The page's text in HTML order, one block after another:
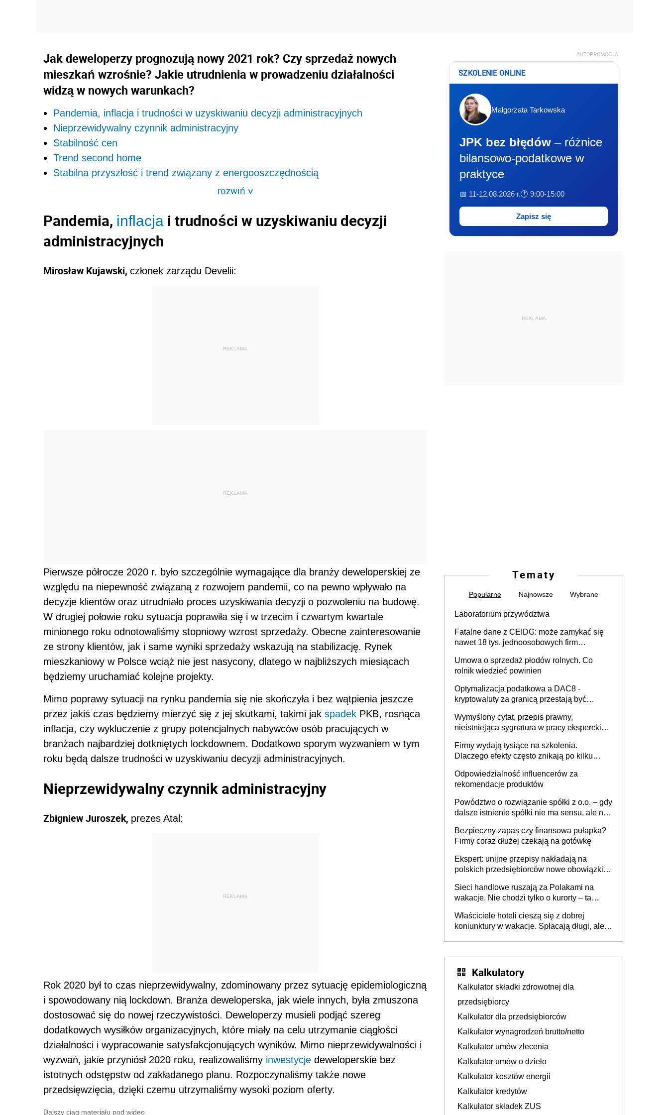
Jak deweloperzy prognozują nowy 2021 rok? Czy sprzedaż nowych
mieszkań wzrośnie? Jakie utrudnienia w prowadzeniu działalności
widzą w nowych warunkach?
Pandemia, inflacja i trudności w uzyskiwaniu decyzji administracyjnych
Nieprzewidywalny czynnik administracyjny
Stabilność cen
Trend second home
Stabilna przyszłość i trend związany z energooszczędnością
rozwiń>
Pandemia, inflacja i trudności w uzyskiwaniu decyzji
administracyjnych
Mirosław Kujawski, członek zarządu Develii:
REKLAMA
REKLAMA
Pierwsze półrocze 2020 r. było szczególnie wymagające dla branży deweloperskiej ze
względu na niepewność związaną z rozwojem pandemii, co na pewno wpływało na
decyzje klientów oraz utrudniało proces uzyskiwania decyzji o pozwoleniu na budowę.
W drugiej połowie roku sytuacja poprawiła się i w trzecim i czwartym kwartale
minionego roku odnotowaliśmy stopniowy wzrost sprzedaży. Obecne zainteresowanie
ze strony klientów, jak i same wyniki sprzedaży wskazują na stabilizację. Rynek
mieszkaniowy w Polsce wciąż nie jest nasycony, dlatego w najbliższych miesiącach
będziemy uruchamiać kolejne projekty.
Mimo poprawy sytuacji na rynku pandemia się nie skończyła i bez wątpienia jeszcze
przez jakiś czas będziemy mierzyć się z jej skutkami, takimi jak spadek PKB, rosnąca
inflacja, czy wykluczenie z grupy potencjalnych nabywców osób pracujących w
branżach najbardziej dotkniętych lockdownem. Dodatkowo sporym wyzwaniem w tym
roku będą dalsze trudności w uzyskiwaniu decyzji administracyjnych.
Nieprzewidywalny czynnik administracyjny
Zbigniew Juroszek, prezes Atal:
REKLAMA
Rok 2020 był to czas nieprzewidywalny, zdominowany przez sytuację epidemiologiczną
i spowodowany nią lockdown. Branża deweloperska, jak wiele innych, była zmuszona
dostosować się do nowej rzeczywistości. Deweloperzy musieli podjąć szereg
dodatkowych wysiłków organizacyjnych, które miały na celu utrzymanie ciągłości
działalności i wypracowanie satysfakcjonujących wyników. Mimo nieprzewidywalności i
wyzwań, jakie przyniósł 2020 roku, realizowaliśmy inwestycje deweloperskie bez
istotnych odstępstw od zakładanego planu. Rozpoczynaliśmy także nowe
przedsięwzięcia, dzięki czemu utrzymaliśmy wysoki poziom oferty.
Dalszy ciąg materiału pod wideo
AUTOPROMOCJA
SZKOLENIE ONLINE
Małgorzata Tarkowska
JPK bez błędów – różnice
bilansowo-podatkowe w
praktyce
📅 11-12.08.2026 r.🕐 9:00-15:00
Zapisz się
REKLAMA
Tematy
Popularne Najnowsze Wybrane
Laboratorium przywództwa
Fatalne dane z CEIDG: może zamykać się
nawet 18 tys. jednoosobowych firm
Umowa o sprzedaż płodów rolnych. Co
rolnik wiedzieć powinien
Optymalizacja podatkowa a DAC8 -
kryptowaluty za granicą przestają być
Wymyślony cytat, przepis prawny,
nieistniejąca sygnatura w pracy eksperckiej -
firmie
Firmy wydają tysiące na szkolenia.
Dlaczego efekty często znikają po kilku
Odpowiedzialność influencerów za
rekomendacje produktów
Powództwo o rozwiązanie spółki z o.o. – gdy
dalsze istnienie spółki nie ma sensu, ale nie
Bezpieczny zapas czy finansowa pułapka?
Firmy coraz dłużej czekają na gotówkę
Ekspert: unijne przepisy nakładają na
polskich przedsiębiorców nowe obowiązki w
Sieci handlowe ruszają za Polakami na
wakacje. Nie chodzi tylko o kurorty – ta
tam, gdzie wielu spędzi urlop po cichu
Właściciele hoteli cieszą się z dobrej
koniunktury w wakacje. Spłacają długi, ale
Kalkulatory
Kalkulator składki zdrowotnej dla
przedsiębiorcy
Kalkulator dla przedsiębiorców
Kalkulator wynagrodzeń brutto/netto
Kalkulator umów zlecenia
Kalkulator umów o dzieło
Kalkulator kosztów energii
Kalkulator kredytów
Kalkulator składek ZUS